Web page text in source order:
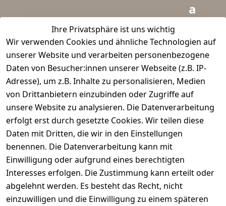
Ihre Privatsphäre ist uns wichtig
Wir verwenden Cookies und ähnliche Technologien auf
unserer Website und verarbeiten personenbezogene
Daten von Besucher:innen unserer Webseite (z.B. IP-
Adresse), um z.B. Inhalte zu personalisieren, Medien
von Drittanbietern einzubinden oder Zugriffe auf
unsere Website zu analysieren. Die Datenverarbeitung
erfolgt erst durch gesetzte Cookies. Wir teilen diese
Daten mit Dritten, die wir in den Einstellungen
benennen. Die Datenverarbeitung kann mit
Einwilligung oder aufgrund eines berechtigten
Interesses erfolgen. Die Zustimmung kann erteilt oder
abgelehnt werden. Es besteht das Recht, nicht
einzuwilligen und die Einwilligung zu einem späteren
a
d
m
e
i
s
r.